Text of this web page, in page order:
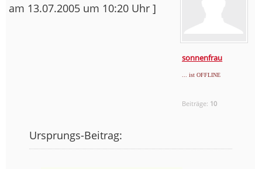
sonnenfrau
... ist OFFLINE
Beiträge: 10
am 13.07.2005 um 10:20 Uhr ]
Ursprungs-Beitrag: